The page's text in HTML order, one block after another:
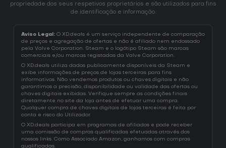
propriedade dos seus respetivos proprietários e são utilizados para fins
de identificação e informação.
Aviso Legal: O XD.deals é um serviço independente de comparação
de preços e agregação de ofertas e não é afiliado nem endossado
pela Valve Corporation. Steam e o logótipo Steam são marcas
comerciais e/ou marcas registadas da Valve Corporation.
O XD.deals utiliza dados publicamente disponíveis da Steam e
exibe informações de preços de lojas terceiras para fins
informativos. Não vendemos produtos ou chaves digitais e não
garantimos a precisão, disponibilidade ou validade das ofertas ou
chaves digitais exibidas. Verifique sempre as condições finais
diretamente no site da loja antes de efetuar uma compra.
Qualquer compra de chaves digitais de lojas terceiras é feita por
conta e risco do Utilizador.
O XD.deals participa em programas de afiliados e pode receber
uma comissão de compras qualificadas efetuadas através dos
nossos links. Como Associado Amazon, ganhamos com compras
qualificadas.